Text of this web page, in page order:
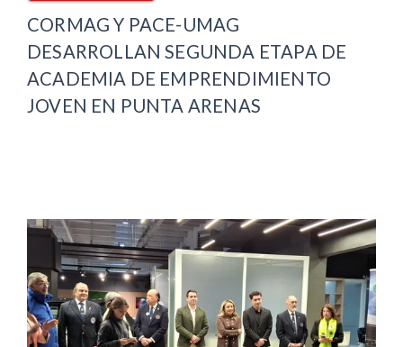
CORMAG Y PACE-UMAG
DESARROLLAN SEGUNDA ETAPA DE
ACADEMIA DE EMPRENDIMIENTO
JOVEN EN PUNTA ARENAS